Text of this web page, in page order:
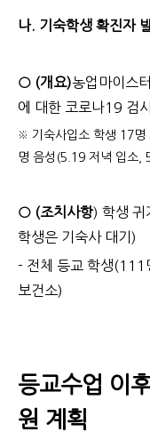
나. 기숙학생 확진자 발
○ (개요)농업마이스
에 대한 코로나19 검
※ 기숙사입소 학생 17명
명 음성(5.19 저녁 입소,
○ (조치사항) 학생 귀
학생은 기숙사 대기)
- 전체 등교 학생(111
보건소)
등교수업 이
원 계획